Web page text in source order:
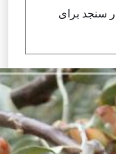
سنجد برای